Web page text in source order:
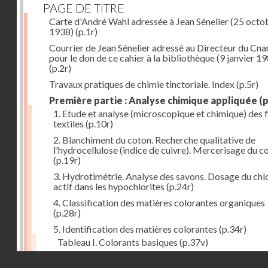
PAGE DE TITRE
Carte d'André Wahl adressée à Jean Sénelier (25
1938) (p.1r)
Courrier de Jean Sénelier adressé au Directeur du
pour le don de ce cahier à la bibliothèque (9 janvier
(p.2r)
Travaux pratiques de chimie tinctoriale. Index(p.5r)
Première partie : Analyse chimique appliquée
1. Etude et analyse (microscopique et chimique) des
textiles (p.10r)
2. Blanchiment du coton. Recherche qualitative de
l'hydrocellulose (indice de cuivre). Mercerisage du
(p.19r)
3. Hydrotimétrie. Analyse des savons. Dosage du
actif dans les hypochlorites (p.24r)
4. Classification des matières colorantes organiques
(p.28r)
5. Identification des matières colorantes (p.34r)
Tableau I. Colorants basiques (p.37v)